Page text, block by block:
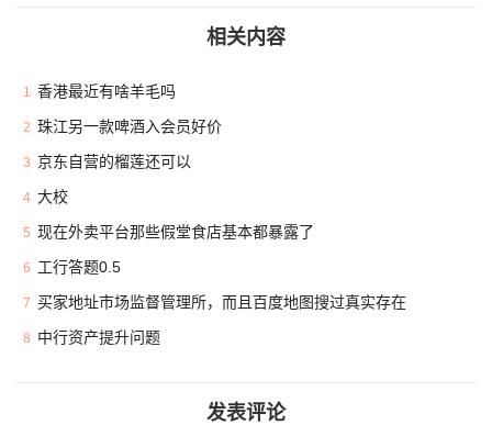
相关内容
1 香港最近有啥羊毛吗
2 珠江另一款啤酒入会员好价
3 京东自营的榴莲还可以
4 大校
5 现在外卖平台那些假堂食店基本都暴露了
6 工行答题0.5
7 买家地址市场监督管理所，而且百度地图搜过真实存在
8 中行资产提升问题
发表评论